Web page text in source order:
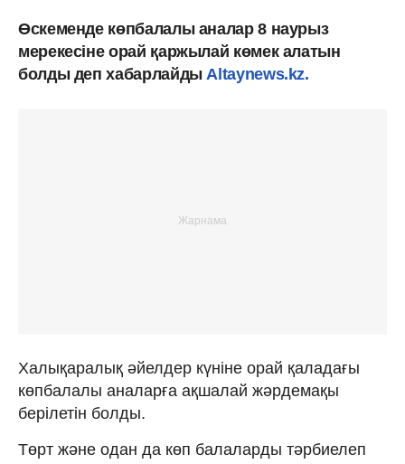
Өскеменде көпбалалы аналар 8 наурыз
мерекесіне орай қаржылай көмек алатын
болды деп хабарлайды Altaynews.kz.
Халықаралық әйелдер күніне орай қаладағы
көпбалалы аналарға ақшалай жәрдемақы
берілетін болды.
Төрт және одан да көп балаларды тәрбиелеп